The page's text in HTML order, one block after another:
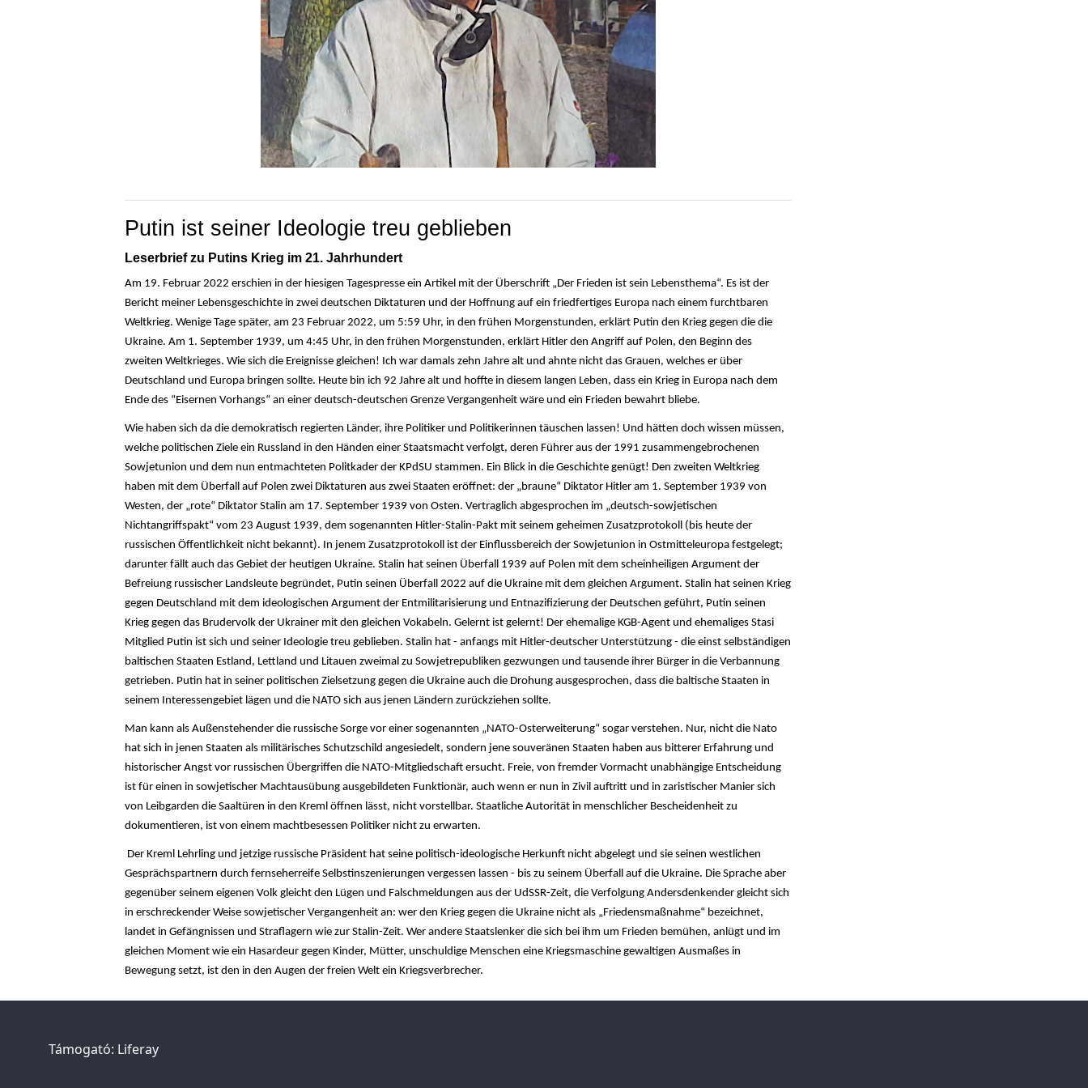
Putin ist seiner Ideologie treu geblieben
Leserbrief zu Putins Krieg im 21. Jahrhundert
Am 19. Februar 2022 erschien in der hiesigen Tagespresse ein Artikel mit der Überschrift „Der Frieden ist sein Lebensthema“. Es ist der
Bericht meiner Lebensgeschichte in zwei deutschen Diktaturen und der Hoffnung auf ein friedfertiges Europa nach einem furchtbaren
Weltkrieg. Wenige Tage später, am 23 Februar 2022, um 5:59 Uhr, in den frühen Morgenstunden, erklärt Putin den Krieg gegen die die
Ukraine. Am 1. September 1939, um 4:45 Uhr, in den frühen Morgenstunden, erklärt Hitler den Angriff auf Polen, den Beginn des
zweiten Weltkrieges. Wie sich die Ereignisse gleichen! Ich war damals zehn Jahre alt und ahnte nicht das Grauen, welches er über
Deutschland und Europa bringen sollte. Heute bin ich 92 Jahre alt und hoffte in diesem langen Leben, dass ein Krieg in Europa nach dem
Ende des “Eisernen Vorhangs“ an einer deutsch-deutschen Grenze Vergangenheit wäre und ein Frieden bewahrt bliebe.
Wie haben sich da die demokratisch regierten Länder, ihre Politiker und Politikerinnen täuschen lassen! Und hätten doch wissen müssen,
welche politischen Ziele ein Russland in den Händen einer Staatsmacht verfolgt, deren Führer aus der 1991 zusammengebrochenen
Sowjetunion und dem nun entmachteten Politkader der KPdSU stammen. Ein Blick in die Geschichte genügt! Den zweiten Weltkrieg
haben mit dem Überfall auf Polen zwei Diktaturen aus zwei Staaten eröffnet: der „braune“ Diktator Hitler am 1. September 1939 von
Westen, der „rote“ Diktator Stalin am 17. September 1939 von Osten. Vertraglich abgesprochen im „deutsch-sowjetischen
Nichtangriffspakt“ vom 23 August 1939, dem sogenannten Hitler-Stalin-Pakt mit seinem geheimen Zusatzprotokoll (bis heute der
russischen Öffentlichkeit nicht bekannt). In jenem Zusatzprotokoll ist der Einflussbereich der Sowjetunion in Ostmitteleuropa festgelegt;
darunter fällt auch das Gebiet der heutigen Ukraine. Stalin hat seinen Überfall 1939 auf Polen mit dem scheinheiligen Argument der
Befreiung russischer Landsleute begründet, Putin seinen Überfall 2022 auf die Ukraine mit dem gleichen Argument. Stalin hat seinen Krieg
gegen Deutschland mit dem ideologischen Argument der Entmilitarisierung und Entnazifizierung der Deutschen geführt, Putin seinen
Krieg gegen das Brudervolk der Ukrainer mit den gleichen Vokabeln. Gelernt ist gelernt! Der ehemalige KGB-Agent und ehemaliges Stasi
Mitglied Putin ist sich und seiner Ideologie treu geblieben. Stalin hat - anfangs mit Hitler-deutscher Unterstützung - die einst selbständigen
baltischen Staaten Estland, Lettland und Litauen zweimal zu Sowjetrepubliken gezwungen und tausende ihrer Bürger in die Verbannung
getrieben. Putin hat in seiner politischen Zielsetzung gegen die Ukraine auch die Drohung ausgesprochen, dass die baltische Staaten in
seinem Interessengebiet lägen und die NATO sich aus jenen Ländern zurückziehen sollte.
Man kann als Außenstehender die russische Sorge vor einer sogenannten „NATO-Osterweiterung“ sogar verstehen. Nur, nicht die Nato
hat sich in jenen Staaten als militärisches Schutzschild angesiedelt, sondern jene souveränen Staaten haben aus bitterer Erfahrung und
historischer Angst vor russischen Übergriffen die NATO-Mitgliedschaft ersucht. Freie, von fremder Vormacht unabhängige Entscheidung
ist für einen in sowjetischer Machtausübung ausgebildeten Funktionär, auch wenn er nun in Zivil auftritt und in zaristischer Manier sich
von Leibgarden die Saaltüren in den Kreml öffnen lässt, nicht vorstellbar. Staatliche Autorität in menschlicher Bescheidenheit zu
dokumentieren, ist von einem machtbesessen Politiker nicht zu erwarten.
Der Kreml Lehrling und jetzige russische Präsident hat seine politisch-ideologische Herkunft nicht abgelegt und sie seinen westlichen
Gesprächspartnern durch fernseherreife Selbstinszenierungen vergessen lassen - bis zu seinem Überfall auf die Ukraine. Die Sprache aber
gegenüber seinem eigenen Volk gleicht den Lügen und Falschmeldungen aus der UdSSR-Zeit, die Verfolgung Andersdenkender gleicht sich
in erschreckender Weise sowjetischer Vergangenheit an: wer den Krieg gegen die Ukraine nicht als „Friedensmaßnahme“ bezeichnet,
landet in Gefängnissen und Straflagern wie zur Stalin-Zeit. Wer andere Staatslenker die sich bei ihm um Frieden bemühen, anlügt und im
gleichen Moment wie ein Hasardeur gegen Kinder, Mütter, unschuldige Menschen eine Kriegsmaschine gewaltigen Ausmaßes in
Bewegung setzt, ist den in den Augen der freien Welt ein Kriegsverbrecher.
Támogató: Liferay